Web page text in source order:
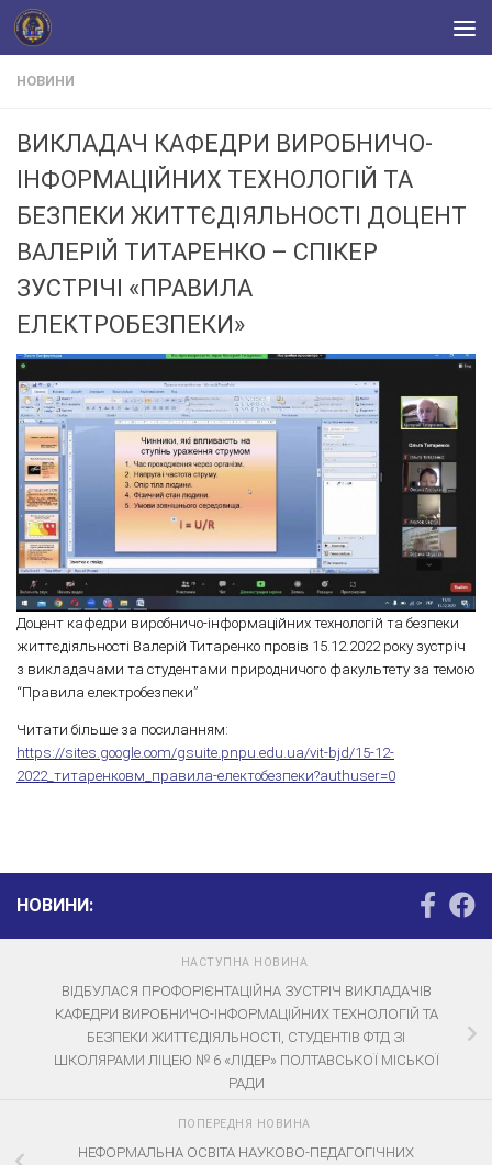
Skip to content
НОВИНИ
ВИКЛАДАЧ КАФЕДРИ ВИРОБНИЧО-
ІНФОРМАЦІЙНИХ ТЕХНОЛОГІЙ ТА
БЕЗПЕКИ ЖИТТЄДІЯЛЬНОСТІ ДОЦЕНТ
ВАЛЕРІЙ ТИТАРЕНКО – СПІКЕР
ЗУСТРІЧІ «ПРАВИЛА
ЕЛЕКТРОБЕЗПЕКИ»
Доцент кафедри виробничо-інформаційних технологій та безпеки
життєдіяльності Валерій Титаренко провів 15.12.2022 року зустріч
з викладачами та студентами природничого факультету за темою
“Правила електробезпеки”
Читати більше за посиланням:
https://sites.google.com/gsuite.pnpu.edu.ua/vit-bjd/15-12-
2022_титаренковм_правила-електобезпеки?authuser=0
НОВИНИ:
НАСТУПНА НОВИНА
ВІДБУЛАСЯ ПРОФОРІЄНТАЦІЙНА ЗУСТРІЧ ВИКЛАДАЧІВ
КАФЕДРИ ВИРОБНИЧО-ІНФОРМАЦІЙНИХ ТЕХНОЛОГІЙ ТА
БЕЗПЕКИ ЖИТТЄДІЯЛЬНОСТІ, СТУДЕНТІВ ФТД ЗІ
ШКОЛЯРАМИ ЛІЦЕЮ № 6 «ЛІДЕР» ПОЛТАВСЬКОЇ МІСЬКОЇ
РАДИ
ПОПЕРЕДНЯ НОВИНА
НЕФОРМАЛЬНА ОСВІТА НАУКОВО-ПЕДАГОГІЧНИХ